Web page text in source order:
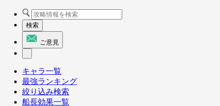
検索
ご意見
キャラ一覧
最強ランキング
絞り込み検索
船長効果一覧